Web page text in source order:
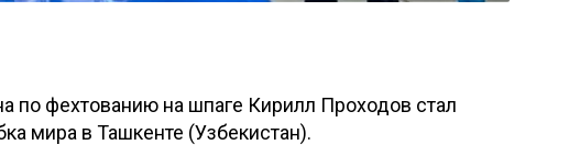
по фехтованию на шпаге Кирилл Проходов стал
мира в Ташкенте (Узбекистан).